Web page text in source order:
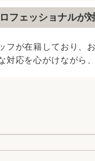
フェッショナルが
フが在籍しており、
対応を心がけながら